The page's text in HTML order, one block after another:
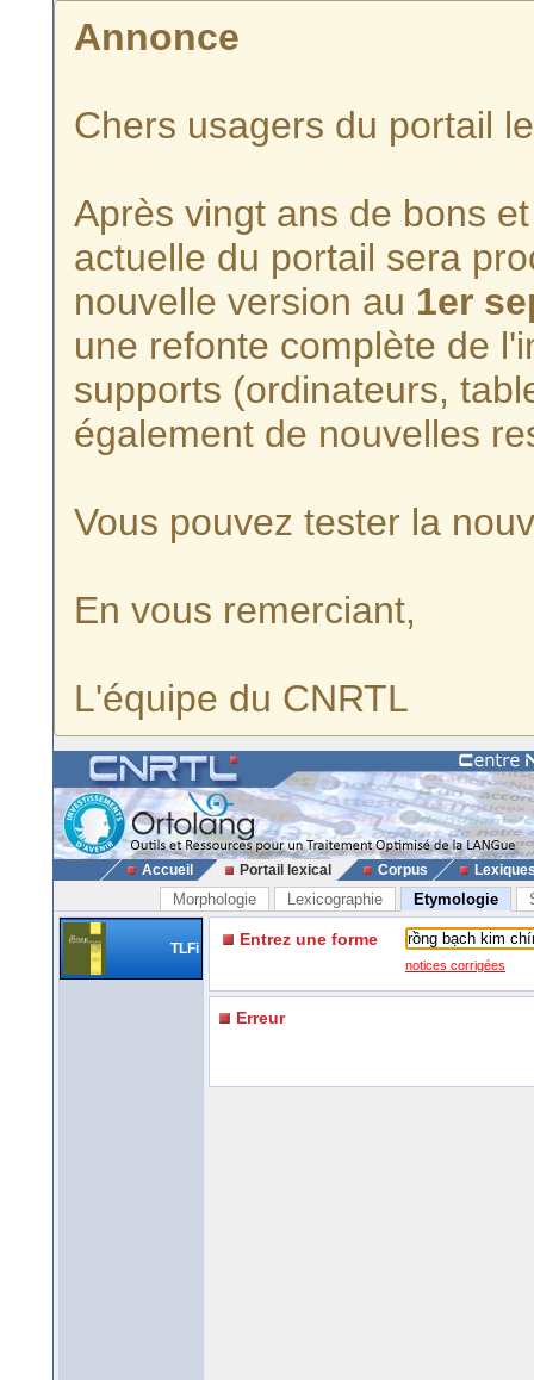
Annonce
Chers usagers du portail
Après vingt ans de bons
actuelle du portail sera
nouvelle version au 1er
une refonte complète de
supports (ordinateurs,
également de nouvelles
Vous pouvez tester la
En vous remerciant,
L'équipe du CNRTL
Accueil Portail lexical Corpus
Morphologie Lexicographie Etymologie
TLFi Entrez une forme
notices corrigées
Erreur